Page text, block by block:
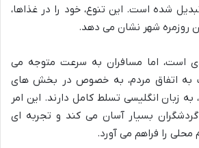
شده است. این تنوع، خود را در غذاها،
روزمره شهر نشان می دهد.
است، اما مسافران به سرعت متوجه می
به اتفاق مردم، به خصوص در بخش های
به زبان انگلیسی تسلط کامل دارند. این امر
گردشگران بسیار آسان می کند و تجربه ای
محلی را فراهم می آورد.